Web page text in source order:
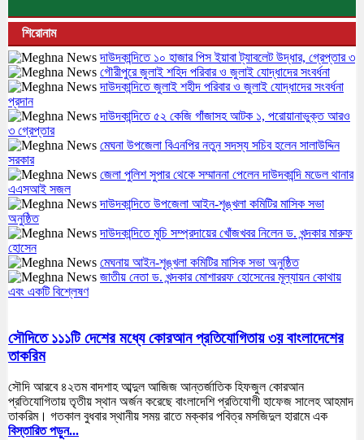
শিরোনাম
দাউদকান্দিতে ১০ হাজার পিস ইয়াবা ট্যাবলেট উদ্ধার, গ্রেপ্তার ৩
গৌরীপুরে জুলাই শহিদ পরিবার ও জুলাই যোদ্ধাদের সংবর্ধনা
দাউদকান্দিতে জুলাই শহীদ পরিবার ও জুলাই যোদ্ধাদের সংবর্ধনা
প্রদান
দাউদকান্দিতে ৫২ কেজি গাঁজাসহ আটক ১, পরোয়ানাভুক্ত আরও
৩ গ্রেপ্তার
মেঘনা উপজেলা বিএনপির নতুন সদস্য সচিব হলেন সালাউদ্দিন
সরকার
জেলা পুলিশ সুপার থেকে সম্মাননা পেলেন দাউদকান্দি মডেল থানার
এএসআই সজল
দাউদকান্দিতে উপজেলা আইন-শৃঙ্খলা কমিটির মাসিক সভা
অনুষ্ঠিত
দাউদকান্দিতে মুচি সম্প্রদায়ের খোঁজখবর নিলেন ড. খন্দকার মারুফ
হোসেন
মেঘনায় আইন-শৃঙ্খলা কমিটির মাসিক সভা অনুষ্ঠিত
জাতীয় নেতা ড. খন্দকার মোশাররফ হোসেনের মূল্যায়ন কোথায়
এবং একটি বিশ্লেষণ
সৌদিতে ১১১টি দেশের মধ্যে কোরআন প্রতিযোগিতায় ৩য় বাংলাদেশের
তাকরিম
সৌদি আরবে ৪২তম বাদশাহ আব্দুল আজিজ আন্তর্জাতিক হিফজুল কোরআন
প্রতিযোগিতায় তৃতীয় স্থান অর্জন করেছে বাংলাদেশি প্রতিযোগী হাফেজ সালেহ আহমাদ
তাকরিম। গতকাল বুধবার স্থানীয় সময় রাতে মক্কার পবিত্র মসজিদুল হারামে এক
বিস্তারিত পড়ুন...